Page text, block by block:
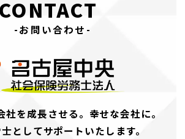
CONTACT
-お問い合わせ-
社を成長させる。幸せな会社に。
としてサポートいたします。